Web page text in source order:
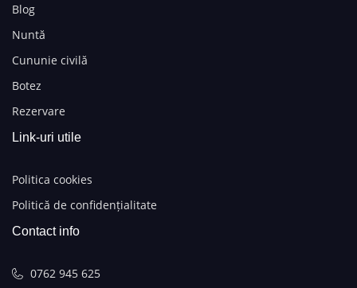
Blog
Nuntă
Cununie civilă
Botez
Rezervare
Link-uri utile
Politica cookies
Politică de confidențialitate
Contact info
0762 945 625